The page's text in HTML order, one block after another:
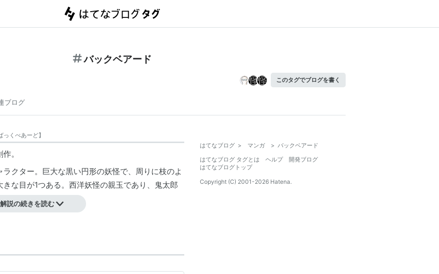
バックベアード
このタグでブログを書く
ブログ
っくべあーど】
。
ラクター。巨大な黒い円形の妖怪で、周りに枝のよ
な目が1つある。西洋妖怪の親玉であり、鬼太郎
、「このロリコンどもめ！」というセリフをつけ
像が投稿されたことで、「ロリータコンプレック
解説の続きを読む
はてなブログ > マンガ > バックベアード
はてなブログ タグとは
ヘルプ
開発ブログ
はてなブログトップ
Copyright (C) 2001-2026 Hatena.